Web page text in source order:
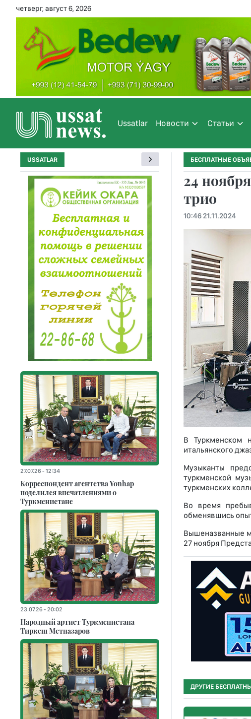
четверг, август 6, 2026
Ussatlar Новости Статьи
БЕСПЛАТНЫЕ
24
трио
10:46 21.11.2024
В Туркменском
итальянского
Музыканты
туркменской
туркменских
Во время
обменявшись
Вышеназванные
27 ноября
ДРУГИЕ
USSATLAR
27.07.26 - 12:34
Корреспондент агентства Yonhap
поделился впечатлениями о
Туркменистане
23.07.26 - 20:02
Народный артист Туркменистана
Тиркеш Мeтназаров